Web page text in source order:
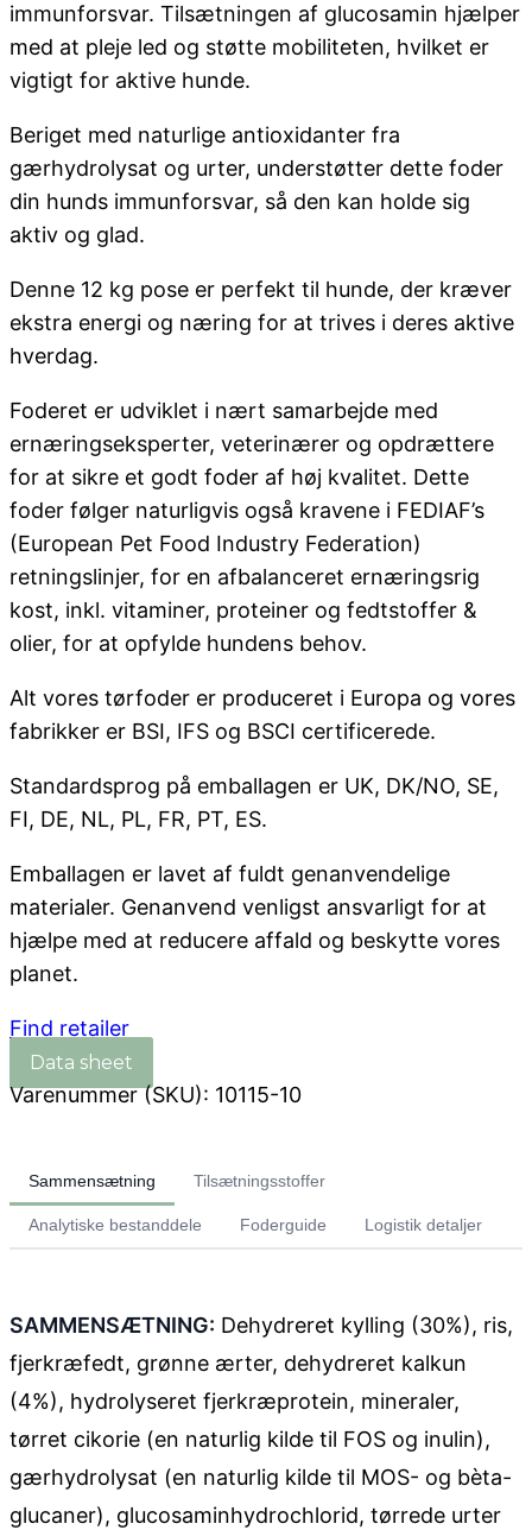
immunforsvar. Tilsætningen af glucosamin hjælper
med at pleje led og støtte mobiliteten, hvilket er
vigtigt for aktive hunde.
Beriget med naturlige antioxidanter fra
gærhydrolysat og urter, understøtter dette foder
din hunds immunforsvar, så den kan holde sig
aktiv og glad.
Denne 12 kg pose er perfekt til hunde, der kræver
ekstra energi og næring for at trives i deres aktive
hverdag.
Foderet er udviklet i nært samarbejde med
ernæringseksperter, veterinærer og opdrættere
for at sikre et godt foder af høj kvalitet. Dette
foder følger naturligvis også kravene i FEDIAF’s
(European Pet Food Industry Federation)
retningslinjer, for en afbalanceret ernæringsrig
kost, inkl. vitaminer, proteiner og fedtstoffer &
olier, for at opfylde hundens behov.
Alt vores tørfoder er produceret i Europa og vores
fabrikker er BSI, IFS og BSCI certificerede.
Standardsprog på emballagen er UK, DK/NO, SE,
FI, DE, NL, PL, FR, PT, ES.
Emballagen er lavet af fuldt genanvendelige
materialer. Genanvend venligst ansvarligt for at
hjælpe med at reducere affald og beskytte vores
planet.
Find retailer
Varenummer (SKU): 10115-10
Sammensætning Tilsætningsstoffer
Analytiske bestanddele Foderguide Logistik detaljer
SAMMENSÆTNING: Dehydreret kylling (30%), ris,
fjerkræfedt, grønne ærter, dehydreret kalkun
(4%), hydrolyseret fjerkræprotein, mineraler,
tørret cikorie (en naturlig kilde til FOS og inulin),
gærhydrolysat (en naturlig kilde til MOS- og bèta-
glucaner), glucosaminhydrochlorid, tørrede urter